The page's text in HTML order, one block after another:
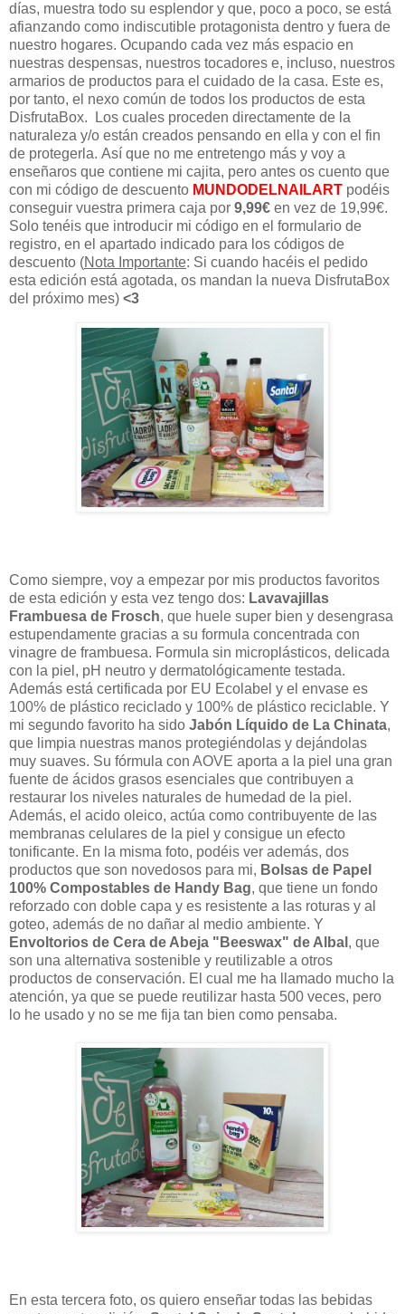
días, muestra todo su esplendor y que, poco a poco, se está
afianzando como indiscutible protagonista dentro y fuera de
nuestro hogares. Ocupando cada vez más espacio en
nuestras despensas, nuestros tocadores e, incluso, nuestros
armarios de productos para el cuidado de la casa. Este es,
por tanto, el nexo común de todos los productos de esta
DisfrutaBox. Los cuales proceden directamente de la
naturaleza y/o están creados pensando en ella y con el fin
de protegerla. Así que no me entretengo más y voy a
enseñaros que contiene mi cajita, pero antes os cuento que
con mi código de descuento MUNDODELNAILART podéis
conseguir vuestra primera caja por 9,99€ en vez de 19,99€.
Solo tenéis que introducir mi código en el formulario de
registro, en el apartado indicado para los códigos de
descuento (Nota Importante: Si cuando hacéis el pedido
esta edición está agotada, os mandan la nueva DisfrutaBox
del próximo mes) <3
Como siempre, voy a empezar por mis productos favoritos
de esta edición y esta vez tengo dos: Lavavajillas
Frambuesa de Frosch, que huele super bien y desengrasa
estupendamente gracias a su formula concentrada con
vinagre de frambuesa. Formula sin microplásticos, delicada
con la piel, pH neutro y dermatológicamente testada.
Además está certificada por EU Ecolabel y el envase es
100% de plástico reciclado y 100% de plástico reciclable. Y
mi segundo favorito ha sido Jabón Líquido de La Chinata,
que limpia nuestras manos protegiéndolas y dejándolas
muy suaves. Su fórmula con AOVE aporta a la piel una gran
fuente de ácidos grasos esenciales que contribuyen a
restaurar los niveles naturales de humedad de la piel.
Además, el acido oleico, actúa como contribuyente de las
membranas celulares de la piel y consigue un efecto
tonificante. En la misma foto, podéis ver además, dos
productos que son novedosos para mi, Bolsas de Papel
100% Compostables de Handy Bag, que tiene un fondo
reforzado con doble capa y es resistente a las roturas y al
goteo, además de no dañar al medio ambiente. Y
Envoltorios de Cera de Abeja "Beeswax" de Albal , que
son una alternativa sostenible y reutilizable a otros
productos de conservación. El cual me ha llamado mucho la
atención, ya que se puede reutilizar hasta 500 veces, pero
lo he usado y no se me fija tan bien como pensaba.
En esta tercera foto, os quiero enseñar todas las bebidas